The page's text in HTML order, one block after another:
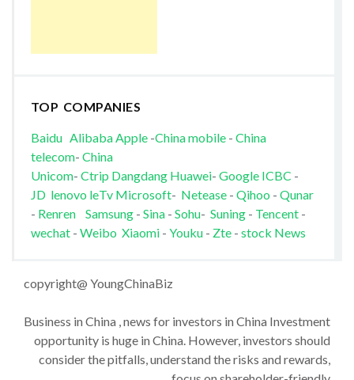
TOP COMPANIES
Baidu AlibabaApple-China mobile- China
telecom- China
Unicom- Ctrip Dangdang Huawei- Google ICBC -
JD lenovo leTv Microsoft- Netease- Qihoo - Qunar
- Renren Samsung- Sina- Sohu- Suning- Tencent-
wechat - Weibo Xiaomi- Youku - Zte- stock News
copyright@ YoungChinaBiz
Business in China , news for investors in China Investment
opportunity is huge in China. However, investors should
consider the pitfalls, understand the risks and rewards,